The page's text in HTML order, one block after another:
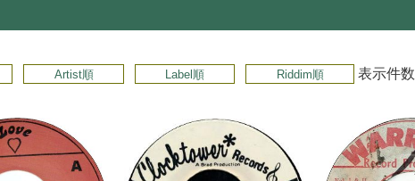
Artist順 Label順 Riddim順 表示件数